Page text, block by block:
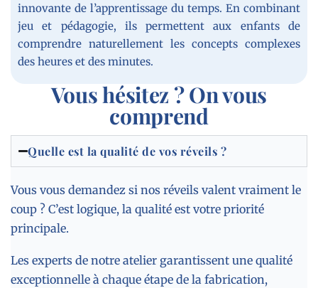
innovante de l’apprentissage du temps. En combinant
jeu et pédagogie, ils permettent aux enfants de
comprendre naturellement les concepts complexes
des heures et des minutes.
Vous hésitez ? On vous
comprend
Quelle est la qualité de vos réveils ?
Vous vous demandez si nos réveils valent vraiment le
coup ? C’est logique, la qualité est votre priorité
principale.
Les experts de notre atelier garantissent une qualité
exceptionnelle à chaque étape de la fabrication,